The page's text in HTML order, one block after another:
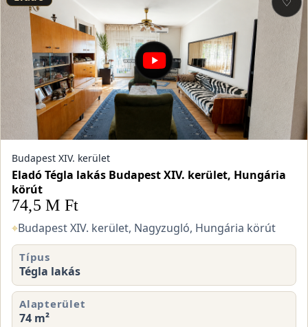
Budapest XIV. kerület
Eladó Tégla lakás Budapest XIV. kerület, Hungária
körút
74,5 M Ft
⌖Budapest XIV. kerület, Nagyzugló, Hungária körút
Típus
Tégla lakás
Alapterület
74 m²